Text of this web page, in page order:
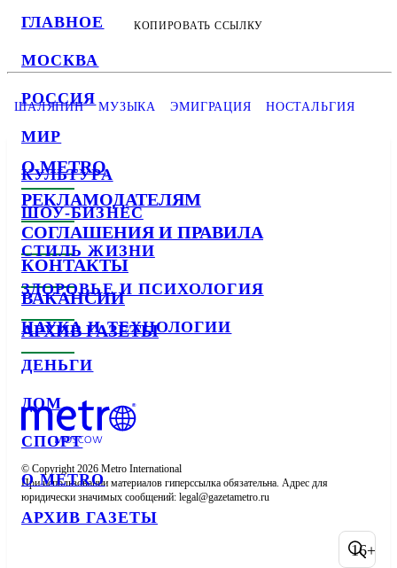
ГЛАВНОЕ
МОСКВА
РОССИЯ
МИР
КУЛЬТУРА
ШОУ-БИЗНЕС
СТИЛЬ ЖИЗНИ
ЗДОРОВЬЕ И ПСИХОЛОГИЯ
НАУКА И ТЕХНОЛОГИИ
ДЕНЬГИ
ДОМ
СПОРТ
О METRO
АРХИВ ГАЗЕТЫ
КОПИРОВАТЬ ССЫЛКУ
ШАЛЯПИН МУЗЫКА ЭМИГРАЦИЯ НОСТАЛЬГИЯ
О METRO
РЕКЛАМОДАТЕЛЯМ
СОГЛАШЕНИЯ И ПРАВИЛА
КОНТАКТЫ
ВАКАНСИИ
АРХИВ ГАЗЕТЫ
© Copyright 2026 Metro International
При использовании материалов гиперссылка обязательна. Адрес для
юридически значимых сообщений:
16+